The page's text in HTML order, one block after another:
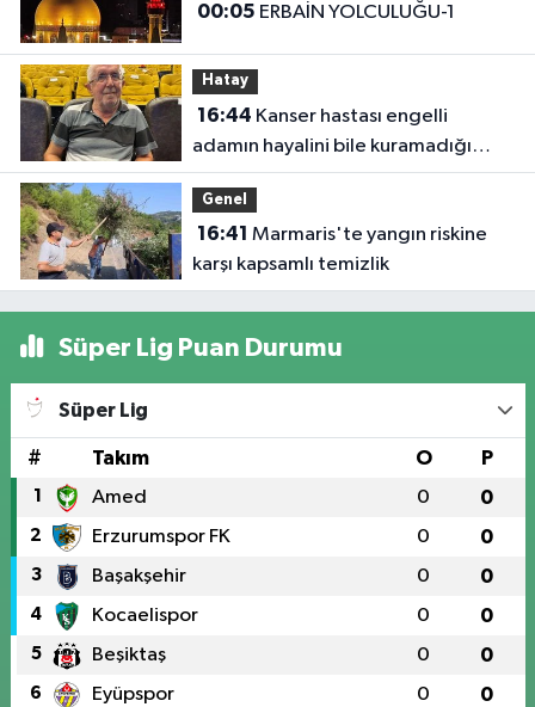
00:05 ERBAİN YOLCULUĞU-1
Hatay
16:44
adamın hayalini bile kuramadığı
evine kavuşunca döktüğü gözyaşı
duygulandırdı
Genel
16:41
karşı kapsamlı temizlik
Süper Lig Puan Durumu
Süper Lig
# Takım O P
1 Amed 0 0
2 Erzurumspor FK 0 0
3 Başakşehir 0 0
4 Kocaelispor 0 0
5 Beşiktaş 0 0
6 Eyüpspor 0 0